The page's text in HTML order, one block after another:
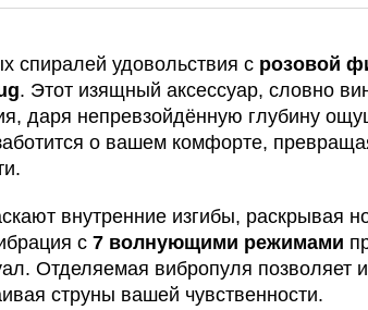
спиралей удовольствия с розовой
. Этот изящный аксессуар, словно
даря непревзойдённую глубину
о вашем комфорте,
внутренние изгибы, раскрывая
с 7 волнующими режимами
Отделяемая вибропуля позволяет
струны вашей чувственности.